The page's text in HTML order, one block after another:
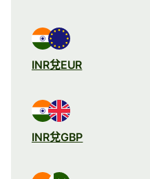
INR兌EUR
INR兌GBP